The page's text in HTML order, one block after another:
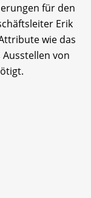
für den
Erik
wie das
von